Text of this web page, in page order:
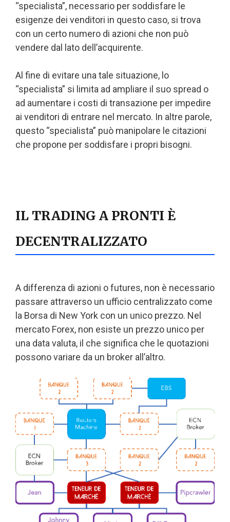
“specialista”, necessario per soddisfare le
esigenze dei venditori in questo caso, si trova
con un certo numero di azioni che non può
vendere dal lato dell’acquirente.
Al fine di evitare una tale situazione, lo
“specialista” si limita ad ampliare il suo spread o
ad aumentare i costi di transazione per impedire
ai venditori di entrare nel mercato. In altre parole,
questo “specialista” può manipolare le citazioni
che propone per soddisfare i propri bisogni.
IL TRADING A PRONTI È
DECENTRALIZZATO
A differenza di azioni o futures, non è necessario
passare attraverso un ufficio centralizzato come
la Borsa di New York con un unico prezzo. Nel
mercato Forex, non esiste un prezzo unico per
una data valuta, il che significa che le quotazioni
possono variare da un broker all’altro.